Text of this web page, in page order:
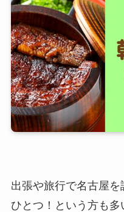
出張や旅行で名古屋
ひとつ！という方も多